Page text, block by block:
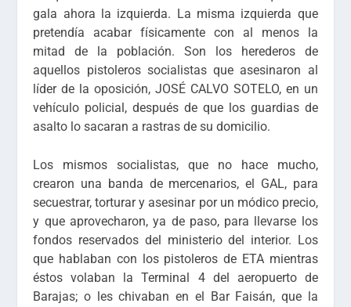
gala ahora la izquierda. La misma izquierda que
pretendía acabar físicamente con al menos la
mitad de la población. Son los herederos de
aquellos pistoleros socialistas que asesinaron al
líder de la oposición, JOSÉ CALVO SOTELO, en un
vehículo policial, después de que los guardias de
asalto lo sacaran a rastras de su domicilio.
Los mismos socialistas, que no hace mucho,
crearon una banda de mercenarios, el GAL, para
secuestrar, torturar y asesinar por un módico precio,
y que aprovecharon, ya de paso, para llevarse los
fondos reservados del ministerio del interior. Los
que hablaban con los pistoleros de ETA mientras
éstos volaban la Terminal 4 del aeropuerto de
Barajas; o les chivaban en el Bar Faisán, que la